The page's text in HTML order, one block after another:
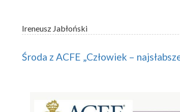
Ireneusz Jabłoński
Środa z ACFE „Człowiek –